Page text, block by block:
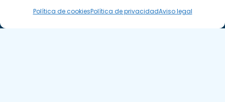
Política de cookiesPolítica de privacidadAviso legal